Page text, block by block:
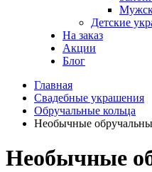
Детские
На заказ
Акции
Блог
Главная
Свадебные украшения
Обручальные кольца
Необычные
Необычные